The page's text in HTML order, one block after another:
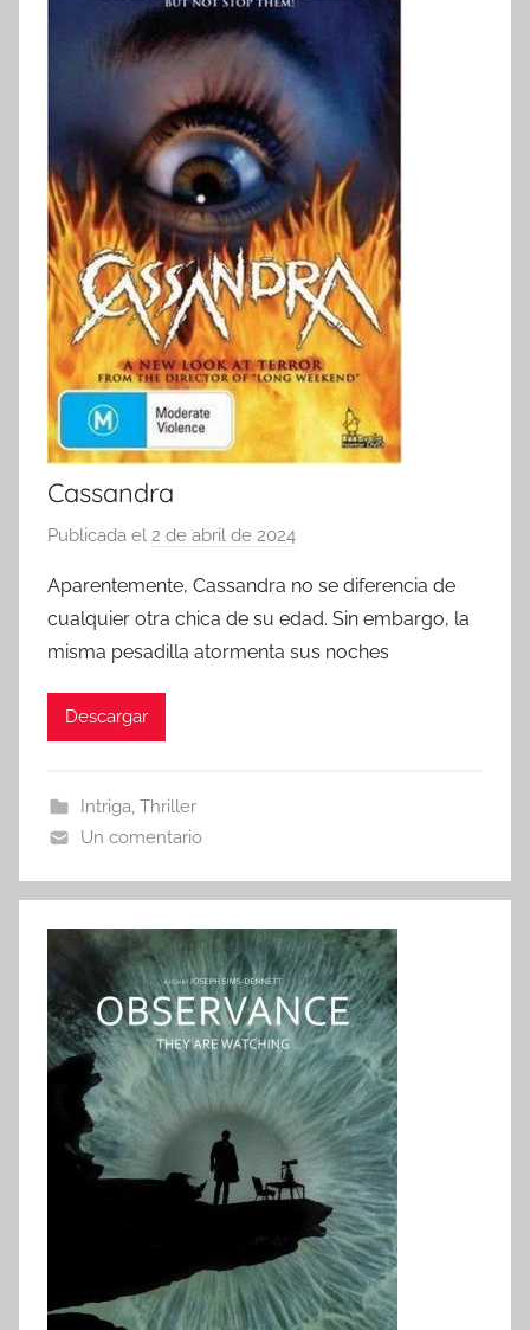
Cassandra
Publicada el 2 de abril de 2024
r
Aparentemente, Cassandra no se diferencia de
cualquier otra chica de su edad. Sin embargo, la
misma pesadilla atormenta sus noches
Descargar
Intriga, Thriller
Un comentario